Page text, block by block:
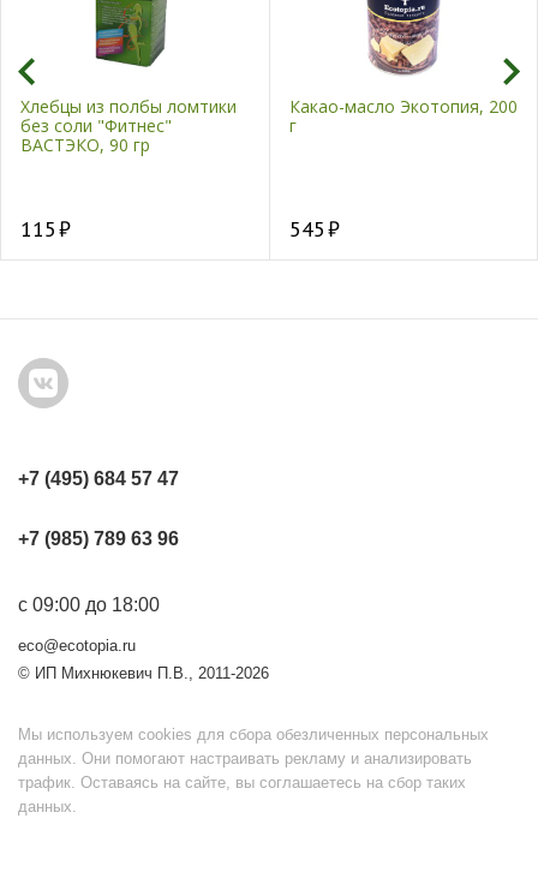
Хлебцы из полбы ломтики
без соли "Фитнес"
ВАСТЭКО, 90 гр
115
Какао-масло Экотопия, 200
г
545
+7 (495) 684 57 47
+7 (985) 789 63 96
с 09:00 до 18:00
eco@ecotopia.ru
© ИП Михнюкевич П.В., 2011-2026
Мы используем cookies для сбора обезличенных персональных
данных. Они помогают настраивать рекламу и анализировать
трафик. Оставаясь на сайте, вы соглашаетесь на сбор таких
данных.